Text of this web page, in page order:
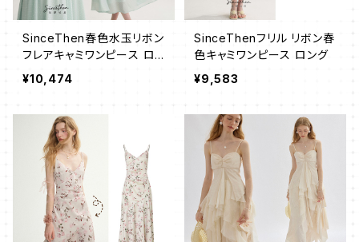
SinceThen春色水玉リボン
フレアキャミワンピース ロ
ング
¥10,474
SinceThenフリル リボン春
色キャミワンピース ロング
¥9,583